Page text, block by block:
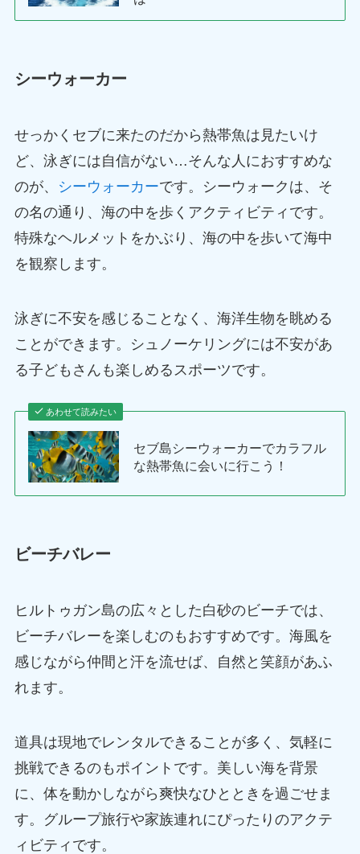
シーウォーカー
せっかくセブに来たのだから熱帯魚は見たいけ
ど、泳ぎには自信がない…そんな人におすすめな
のが、
シーウォーカーです。シーウォークは、そ
の名の通り、海の中を歩くアクティビティです。
特殊なヘルメットをかぶり、海の中を歩いて海中
を観察します。
泳ぎに不安を感じることなく、海洋生物を眺める
ことができます。シュノーケリングには不安があ
る子どもさんも楽しめるスポーツです。
あわせて読みたい
セブ島シーウォーカーでカラフル
な熱帯魚に会いに行こう！
ビーチバレー
ヒルトゥガン島の広々とした白砂のビーチでは、
ビーチバレーを楽しむのもおすすめです。海風を
感じながら仲間と汗を流せば、自然と笑顔があふ
れます。
道具は現地でレンタルできることが多く、気軽に
挑戦できるのもポイントです。美しい海を背景
に、体を動かしながら爽快なひとときを過ごせま
す。グループ旅行や家族連れにぴったりのアクテ
ィビティです。